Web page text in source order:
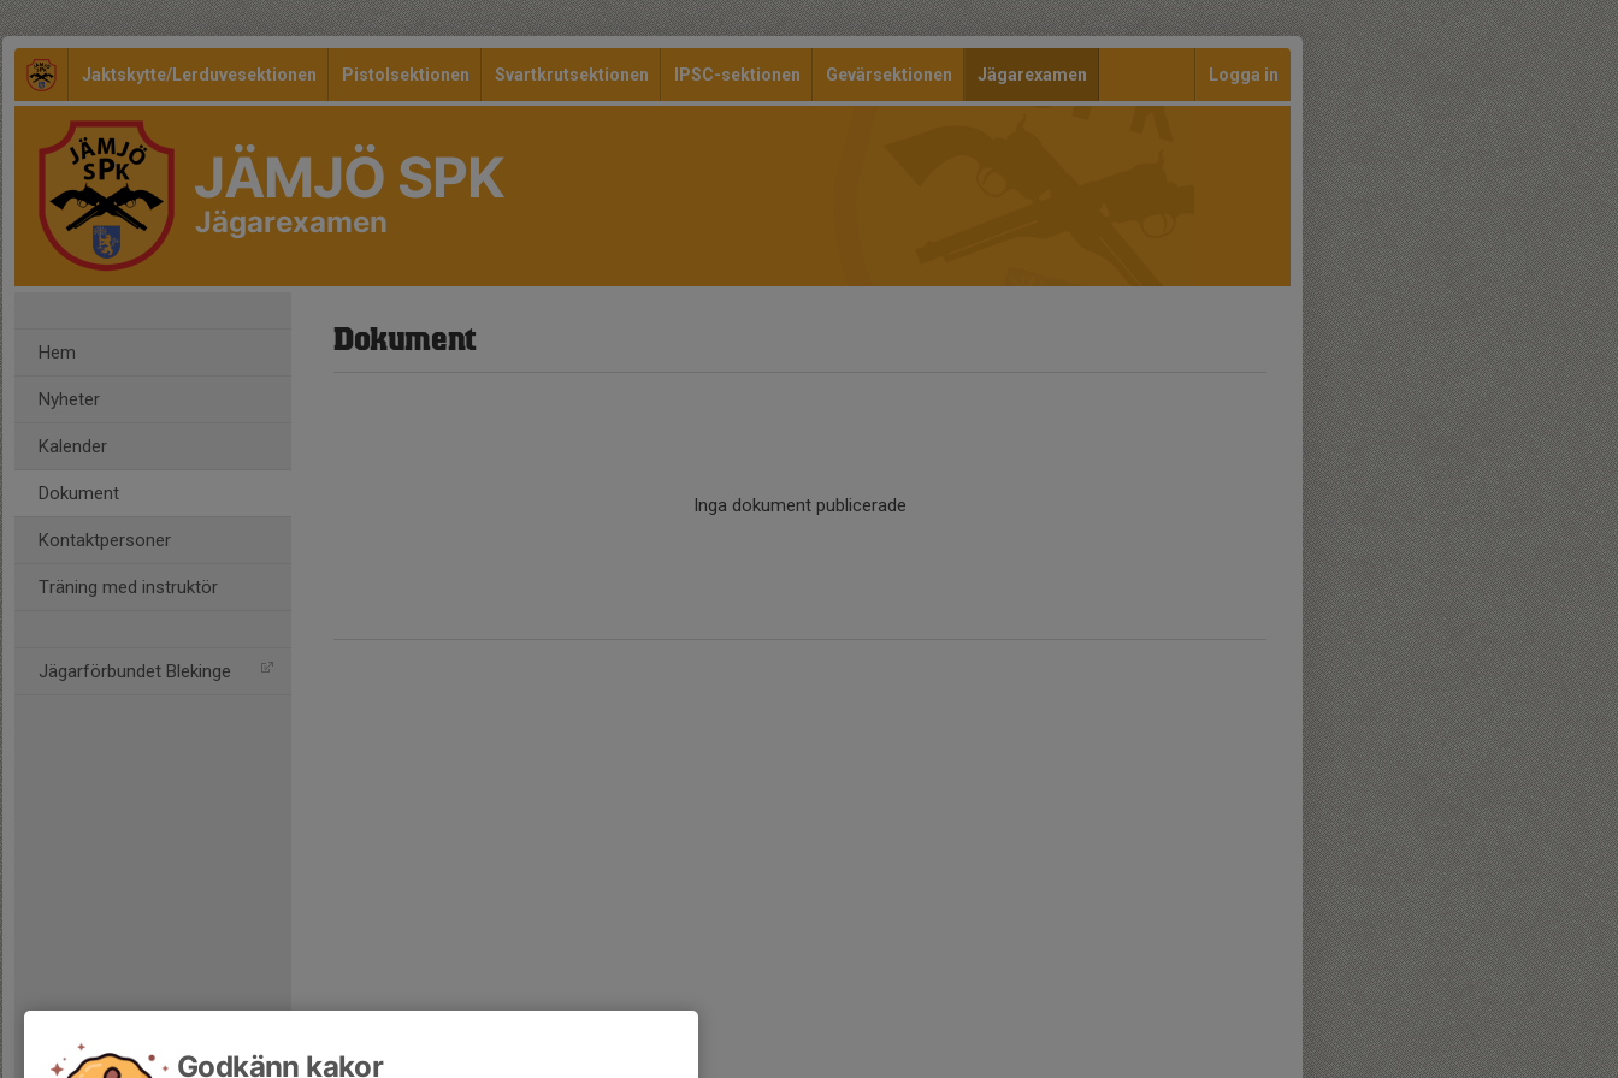
Jaktskytte/Lerduvesektionen Pistolsektionen Svartkrutsektionen IPSC-sektionen Gevärsektionen Jägarexamen Logga in
JÄMJÖ SPK
Jägarexamen
Hem
Nyheter
Kalender
Dokument
Kontaktpersoner
Träning med instruktör
Jägarförbundet Blekinge
Dokument
Inga dokument publicerade
Godkänn kakor